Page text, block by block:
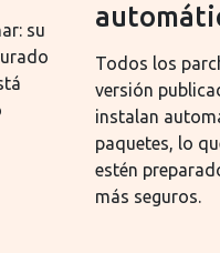
su
Todos los
versión
instalan
paquetes, lo
estén
más seguros.